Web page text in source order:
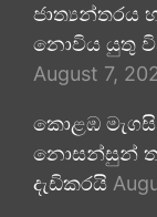
ජාත්‍යන්තරය
නොවිය යුතු
August 7,
කොළඹ
නොසන්සුන්
දැඩිකරයි